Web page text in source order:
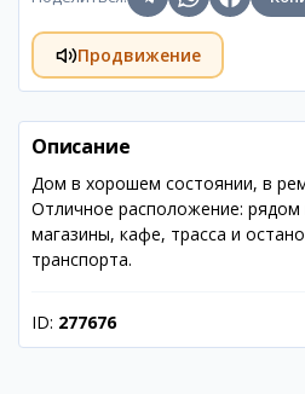
Продвижение
Описание
Дом в хорошем состоянии, в
Отличное расположение:
магазины, кафе, трасса и
транспорта.
ID: 277676